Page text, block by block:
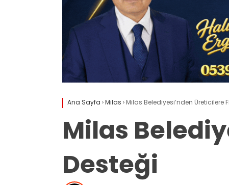
Ana Sayfa ›Milas › Milas Belediyesi’nden Üreticilere
Milas
Desteği